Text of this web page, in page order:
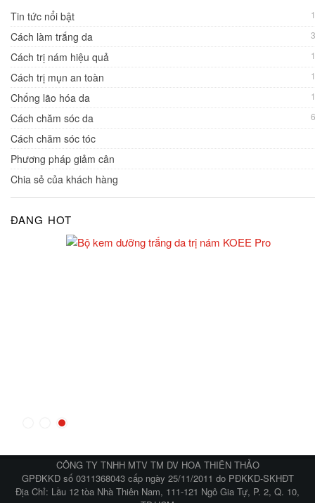
Tin tức nổi bật
Cách làm trắng da
Cách trị nám hiệu quả
Cách trị mụn an toàn
Chống lão hóa da
Cách chăm sóc da
Cách chăm sóc tóc
Phương pháp giảm cân
Chia sẻ của khách hàng
ĐANG HOT
CÔNG TY TNHH MTV TM DV HOA THIÊN THẢO
GPĐKKD số 0311368043 cấp ngày 25/11/2011 do PĐKKD-SKHĐT
Địa Chỉ: Lầu 12 tòa Nhà Thiên Nam, 111-121 Ngô Gia Tự, P. 2, Q. 10,